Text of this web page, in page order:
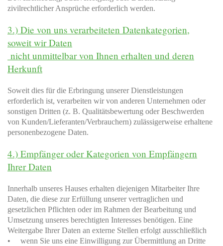
zivilrechtlicher Ansprüche erforderlich werden.
3.) Die von uns verarbeiteten Datenkategorien,
soweit wir Daten
nicht unmittelbar von Ihnen erhalten und deren
Herkunft
Soweit dies für die Erbringung unserer Dienstleistungen
erforderlich ist, verarbeiten wir von anderen Unternehmen oder
sonstigen Dritten (z. B. Qualitätsbewertung oder Beschwerden
von Kunden/Lieferanten/Verbrauchern) zulässigerweise erhaltene
personenbezogene Daten.
4.) Empfänger oder Kategorien von Empfängern
Ihrer Daten
Innerhalb unseres Hauses erhalten diejenigen Mitarbeiter Ihre
Daten, die diese zur Erfüllung unserer vertraglichen und
gesetzlichen Pflichten oder im Rahmen der Bearbeitung und
Umsetzung unseres berechtigten Interesses benötigen. Eine
Weitergabe Ihrer Daten an externe Stellen erfolgt ausschließlich
• wenn Sie uns eine Einwilligung zur Übermittlung an Dritte